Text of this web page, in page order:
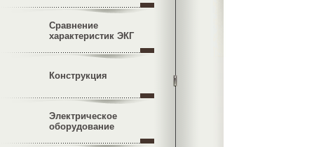
Сравнение
характеристик ЭКГ
Конструкция
Электрическое
оборудование